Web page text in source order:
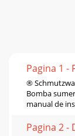
Pagina 1 -
®
Bomba
manual de
Pagina 2 -